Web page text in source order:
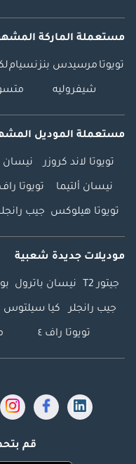
مستعملة الماركة
تويوتا مرسيدس بنزنسيام
شيفروليه
مستعملة الموديل
تويوتا لاند كروزر نيسان
نيسان ألتيما تويوتا راف
تويوتا هيلوكس جيب
موديلات جديدة شعبية
جيتور T2 نيسان باترول
جيب رانجلر كيا سيلتوس
تويوتا راف ٤
قم